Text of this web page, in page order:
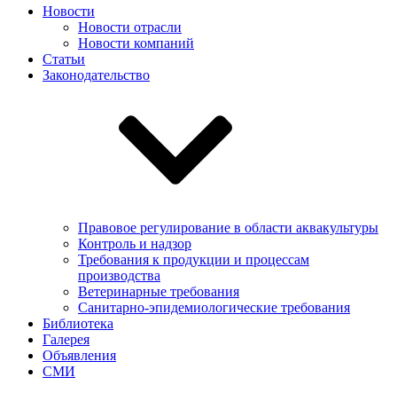
Новости
Новости отрасли
Новости компаний
Статьи
Законодательство
Правовое регулирование в области аквакультуры
Контроль и надзор
Требования к продукции и процессам
производства
Ветеринарные требования
Санитарно-эпидемиологические требования
Библиотека
Галерея
Объявления
СМИ